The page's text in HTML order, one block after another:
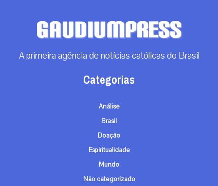
A primeira agência de notícias católicas do Brasil
Categorias
Análise
Brasil
Doação
Espiritualidade
Mundo
Não categorizado